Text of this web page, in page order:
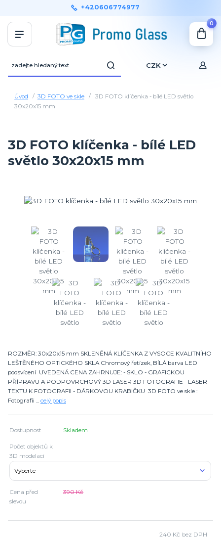
CZK
+420606774977
0
Úvod 3D FOTO ve skle
3D FOTO klíčenka - bílé LED světlo
30x20x15 mm
3D FOTO klíčenka - bílé LED
světlo 30x20x15 mm
ROZMĚR: 30x20x15 mm SKLENĚNÁ KLÍČENKA Z VYSOCE KVALITNÍHO
LEŠTĚNÉHO OPTICKÉHO SKLA Chromový řetízek, BÍLÁ barva LED
podsvícení UVEDENÁ CENA ZAHRNUJE: - SKLO - GRAFICKOU
PŘÍPRAVU A PODPOVRCHOVÝ 3D LASER 3D FOTOGRAFIE - LASER
TEXTU K FOTOGRAFII - DÁRKOVOU KRABIČKU 3D FOTO ve skle :
Fotografii ... celý popis
Dostupnost Skladem
Počet objektů k
3D modelaci
Cena před
slevou
390 Kč
240 Kč bez DPH